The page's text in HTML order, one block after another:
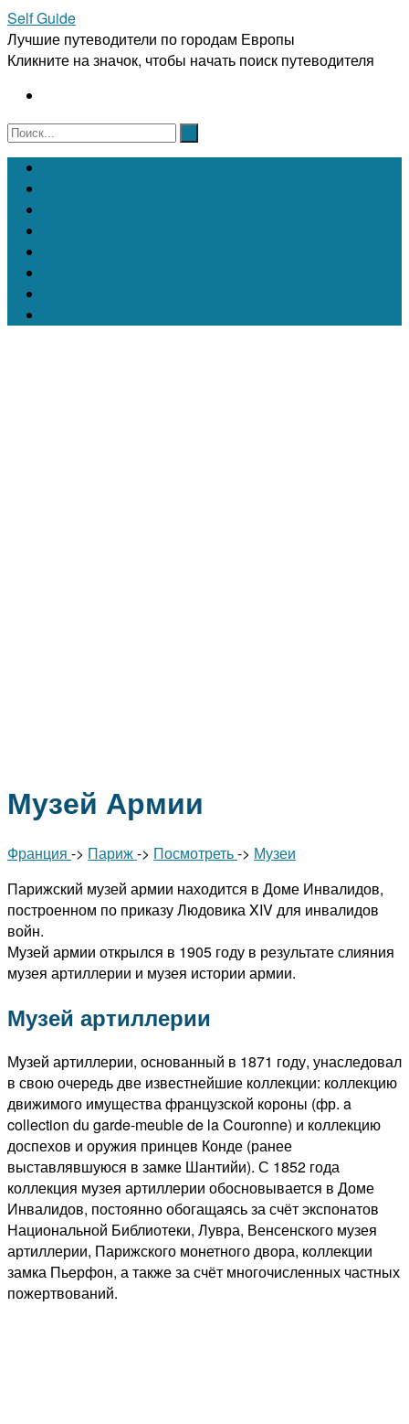
Self Guide
Лучшие путеводители по городам Европы
Кликните на значок, чтобы начать поиск путеводителя
Музей Армии
Франция -> Париж-> Посмотреть-> Музеи
Парижский музей армии находится в Доме Инвалидов,
построенном по приказу Людовика XIV для инвалидов
войн.
Музей армии открылся в 1905 году в результате слияния
музея артиллерии и музея истории армии.
Музей артиллерии
Музей артиллерии, основанный в 1871 году, унаследовал
в свою очередь две известнейшие коллекции: коллекцию
движимого имущества французской короны (фр. a
collection du garde-meuble de la Couronne) и коллекцию
доспехов и оружия принцев Конде (ранее
выставлявшуюся в замке Шантийи). С 1852 года
коллекция музея артиллерии обосновывается в Доме
Инвалидов, постоянно обогащаясь за счёт экспонатов
Национальной Библиотеки, Лувра, Венсенского музея
артиллерии, Парижского монетного двора, коллекции
замка Пьерфон, а также за счёт многочисленных частных
пожертвований.